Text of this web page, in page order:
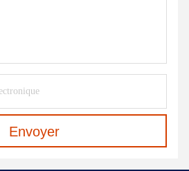
Envoyer